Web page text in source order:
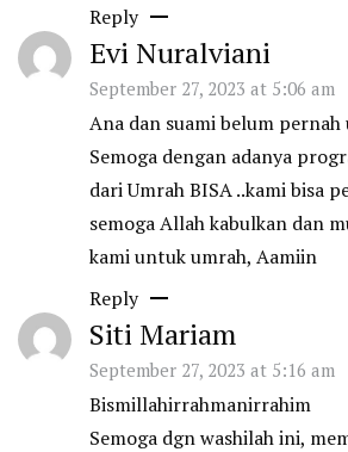
Reply
Evi Nuralviani
September 27, 2023 at 5:06 am
Ana dan suami belum
Semoga dengan adanya
dari Umrah BISA ..kami bisa
semoga Allah kabulkan dan
kami untuk umrah, Aamiin
Reply
Siti Mariam
September 27, 2023 at 5:16 am
Bismillahirrahmanirrahim
Semoga dgn washilah ini,